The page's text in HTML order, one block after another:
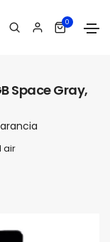
0
Space Gray,
air